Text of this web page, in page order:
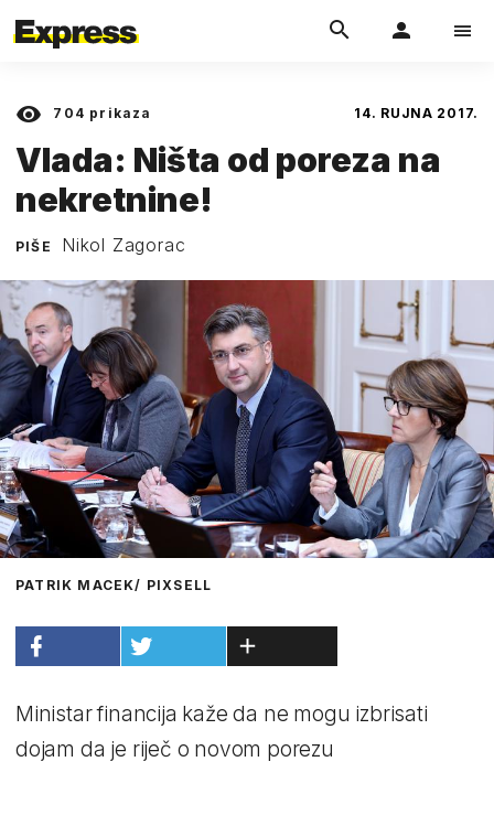
704 prikaza 14. RUJNA 2017.
Vlada: Ništa od poreza na
nekretnine!
PIŠE Nikol Zagorac
PATRIK MACEK/ PIXSELL
Ministar financija kaže da ne mogu izbrisati
dojam da je riječ o novom porezu